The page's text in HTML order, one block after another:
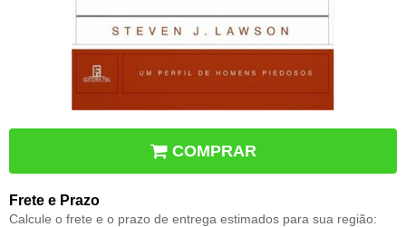
COMPRAR
Frete e Prazo
Calcule o frete e o prazo de entrega estimados para sua região: